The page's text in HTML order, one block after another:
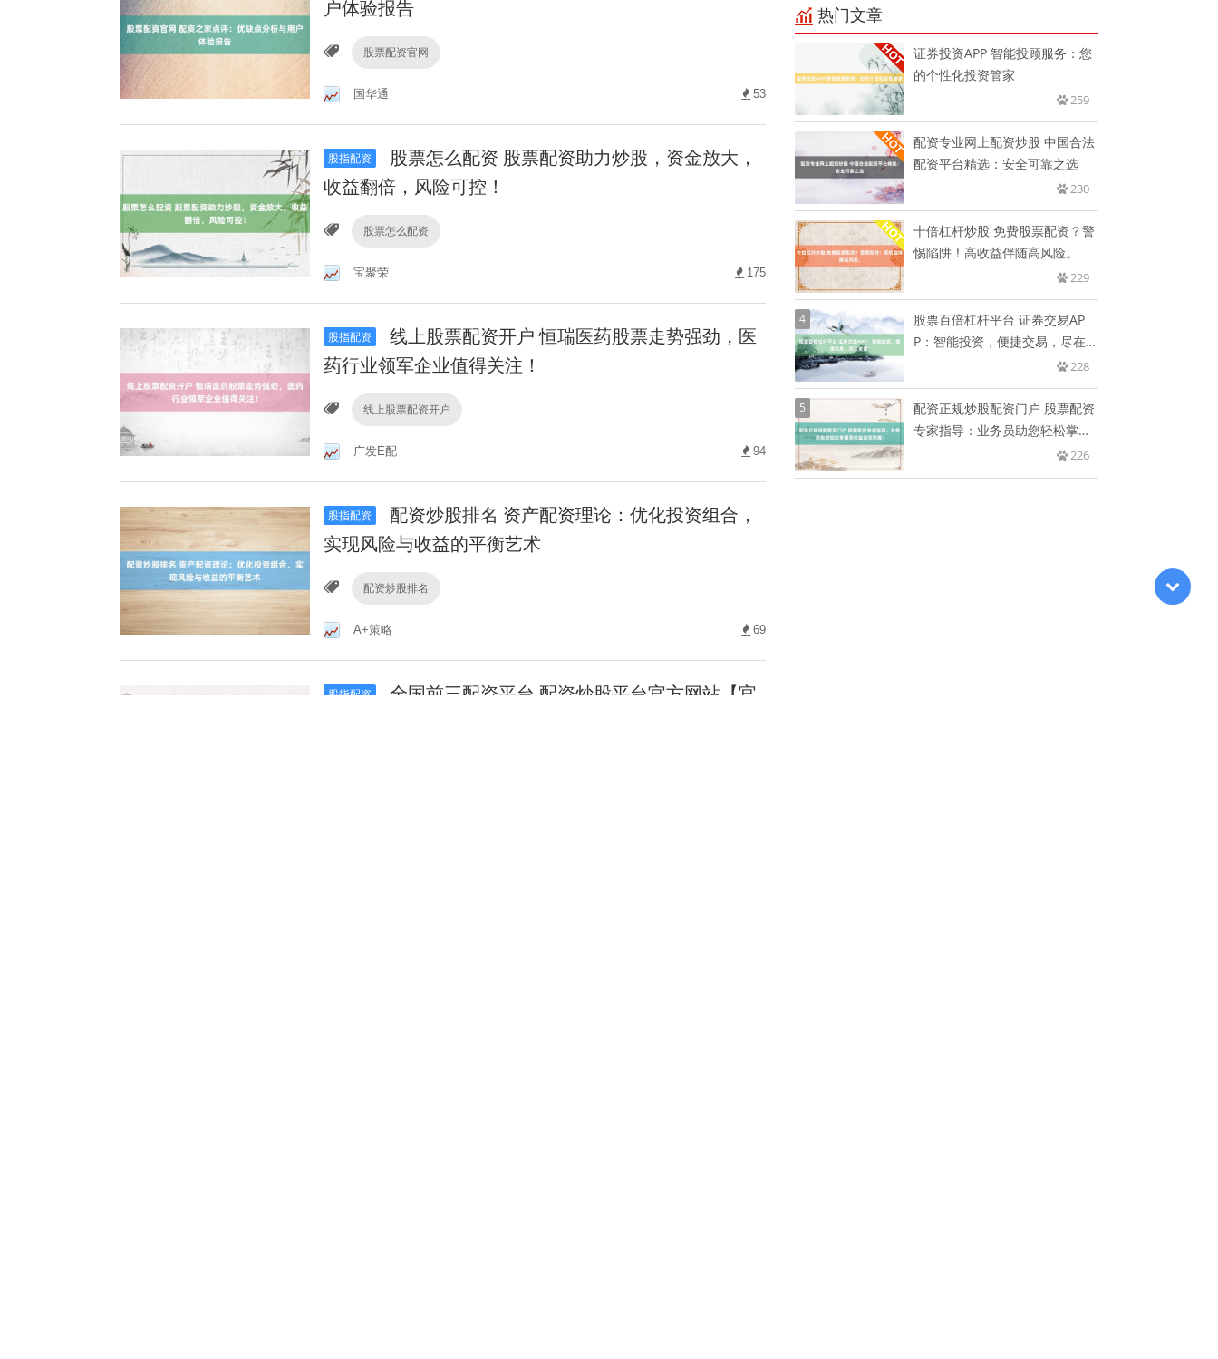
户体验报告
股票配资官网
国华通 53
股指配资
股票怎么配资 股票配资助力炒股，资金放大，
收益翻倍，风险可控！
股票怎么配资
宝聚荣 175
股指配资
线上股票配资开户 恒瑞医药股票走势强劲，医
药行业领军企业值得关注！
线上股票配资开户
广发E配 94
股指配资
配资炒股排名 资产配资理论：优化投资组合，
实现风险与收益的平衡艺术
配资炒股排名
A+策略 69
股指配资
全国前三配资平台 配资炒股平台官方网站【官
热门文章
证券投资APP 智能投顾服务：您
的个性化投资管家
259
配资专业网上配资炒股 中国合法
配资平台精选：安全可靠之选
230
十倍杠杆炒股 免费股票配资？警
惕陷阱！高收益伴随高风险。
229
4
股票百倍杠杆平台 证券交易AP
P：智能投资，便捷交易，尽在
228
5
配资正规炒股配资门户 股票配资
专家指导：业务员助您轻松掌握
226